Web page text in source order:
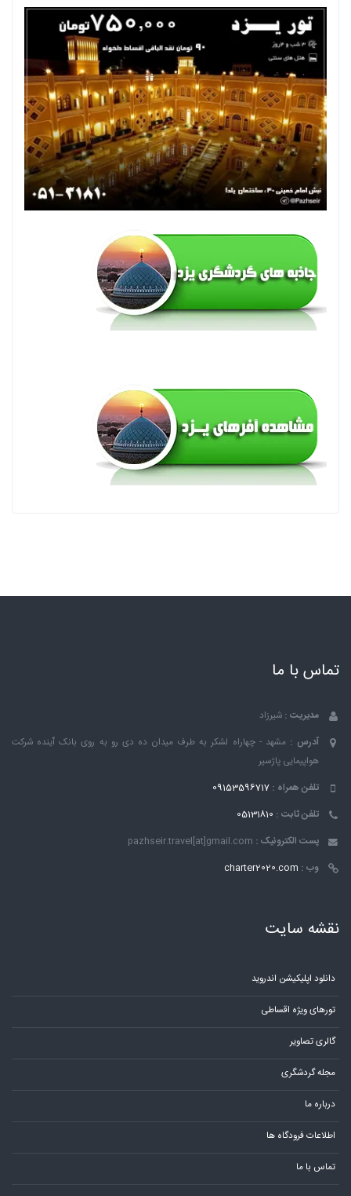
تماس با ما
مدیریت : شیرزاد
آدرس : مشهد - چهاراه لشکر به طرف میدان ده دی رو به روی بانک ٱینده شرکت
هواپیمایی پاژسیر
تلفن همراه : 09153596717
تلفن ثابت : 05131810
پست الکترونیک : pazhseir.travel[at]gmail.com
وب : charter2020.com
نقشه سایت
دانلود اپلیکیشن اندروید
تورهای ویژه اقساطی
گالری تصاویر
مجله گردشگری
درباره ما
اطلاعات فرودگاه ها
تماس با ما